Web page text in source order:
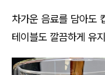
차가운 음료를 담아도
테이블도 깔끔하게 유